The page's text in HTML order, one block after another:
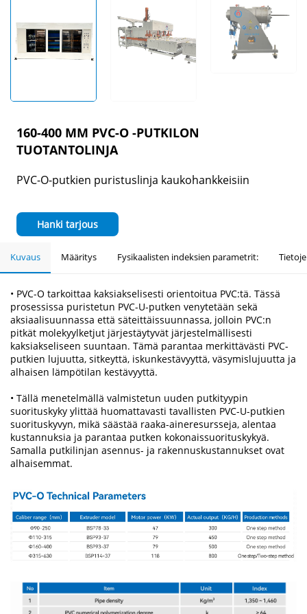
160-400 MM PVC-O -PUTKILON
TUOTANTOLINJA
PVC-O-putkien puristuslinja kaukohankkeisiin
Hanki tarjous
Kuvaus Määritys Fysikaalisten indeksien parametrit:
• PVC-O tarkoittaa kaksiakselisesti orientoitua PVC:tä. Tässä
prosessissa puristetun PVC-U-putken venytetään sekä
aksiaalisuunnassa että säteittäissuunnassa, jolloin PVC:n
pitkät molekyylketjut järjestäytyvät järjestelmällisesti
kaksiakseliseen suuntaan. Tämä parantaa merkittävästi PVC-
putkien lujuutta, sitkeyttä, iskunkestävyyttä, väsymislujuutta ja
alhaisen lämpötilan kestävyyttä.
• Tällä menetelmällä valmistetun uuden putkityypin
suorituskyky ylittää huomattavasti tavallisten PVC-U-putkien
suorituskyvyn, mikä säästää raaka-aineresursseja, alentaa
kustannuksia ja parantaa putken kokonaissuorituskykyä.
Samalla putkilinjan asennus- ja rakennuskustannukset ovat
alhaisemmat.